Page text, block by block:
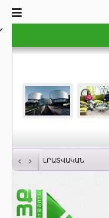
‹ › ԼՐԱՏՎԱԿԱՆ